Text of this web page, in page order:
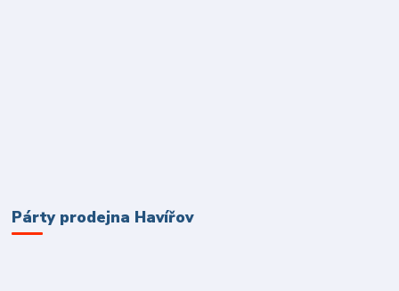
Párty prodejna Havířov